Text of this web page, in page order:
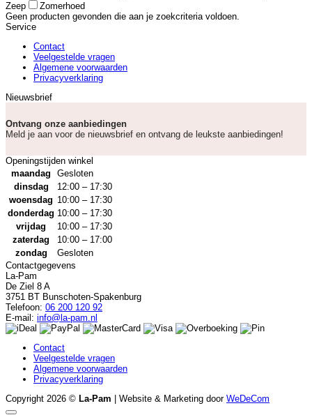
Zeep
Zomerhoed
Geen producten gevonden die aan je zoekcriteria voldoen.
Service
Contact
Veelgestelde vragen
Algemene voorwaarden
Privacyverklaring
Nieuwsbrief
Ontvang onze aanbiedingen
Meld je aan voor de nieuwsbrief en ontvang de leukste aanbiedingen!
Openingstijden winkel
maandag
Gesloten
dinsdag
12:00 – 17:30
woensdag 10:00 – 17:30
donderdag 10:00 – 17:30
vrijdag
10:00 – 17:30
zaterdag
10:00 – 17:00
zondag
Gesloten
Contactgegevens
La-Pam
De Ziel 8 A
3751 BT Bunschoten-Spakenburg
Telefoon: 06 200 120 92
E-mail: info@la-pam.nl
Contact
Veelgestelde vragen
Algemene voorwaarden
Privacyverklaring
Copyright 2026 © La-Pam | Website & Marketing door WeDeCom